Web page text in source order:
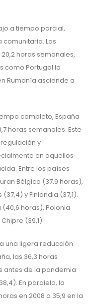
a tiempo parcial,
Los
horas semanales,
como Portugal la
Rumanía asciende a
completo, España
horas semanales. Este
y
en aquellos
Entre los países
Bélgica (37,9 horas),
y Finlandia (37,1).
horas), Polonia
(39,1).
una ligera reducción
las 36,3 horas
antes de la pandemia
En paralelo, la
en 2008 a 35,9 en la